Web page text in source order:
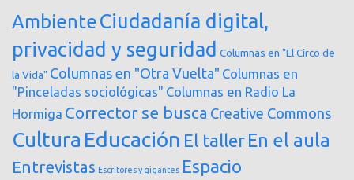
AmbienteCiudadanía digital,
privacidad y seguridad Columnas en "El Circo de
la Vida" Columnas en "Otra Vuelta" Columnas en
"Pinceladas sociológicas" Columnas en Radio La
Hormiga Corrector se busca Creative Commons
Cultura Educación El taller En el aula
Entrevistas Escritores y gigantes Espacio